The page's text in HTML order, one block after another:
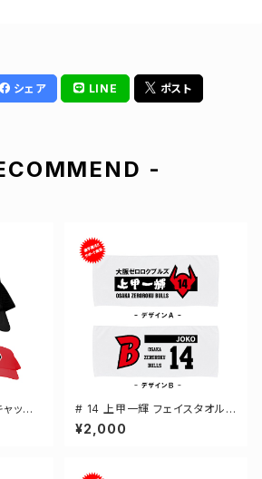
シェア LINE ポスト
-
ップ
# 14 上甲一輝 フェイスタオル
選手還元 2デザイン FT0144
¥2,000